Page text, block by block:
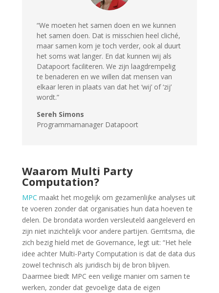
“We moeten het samen doen en we kunnen
het samen doen. Dat is misschien heel cliché,
maar samen kom je toch verder, ook al duurt
het soms wat langer. En dat kunnen wij als
Datapoort faciliteren. We zijn laagdrempelig
te benaderen en we willen dat mensen van
elkaar leren in plaats van dat het ‘wij’ of ‘zij’
wordt.”
Sereh Simons
Programmamanager Datapoort
Waarom Multi Party
Computation?
MPC maakt het mogelijk om gezamenlijke analyses uit
te voeren zonder dat organisaties hun data hoeven te
delen. De brondata worden versleuteld aangeleverd en
zijn niet inzichtelijk voor andere partijen. Gerritsma, die
zich bezig hield met de Governance, legt uit: “Het hele
idee achter Multi-Party Computation is dat de data dus
zowel technisch als juridisch bij de bron blijven.
Daarmee biedt MPC een veilige manier om samen te
werken, zonder dat gevoelige data de eigen